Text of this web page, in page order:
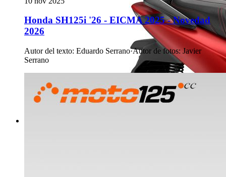
Honda SH125i '26 - EICMA 2025 - Novedad
2026
Autor del texto: Eduardo Serrano·Autor de fotos: Javier
Serrano